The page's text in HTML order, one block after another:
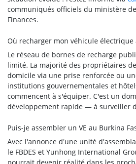
communiqués officiels du ministère
Finances.
Où recharger mon véhicule électrique
Le réseau de bornes de recharge
limité. La majorité des propriétaires
domicile via une prise renforcée ou
institutions gouvernementales et
commencent à s'équiper. C'est un
développement rapide — à surveiller
Puis-je assembler un VE au Burkina
Avec l'annonce d'une unité
le FBDES et Yunhong International